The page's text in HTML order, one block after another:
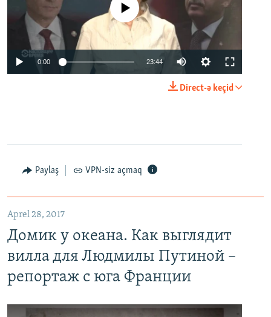
No media source currently available
0:00 23:44
Direct-ə keçid
Paylaş VPN-siz açmaq
Aprel 28, 2017
Домик у океана. Как выглядит
вилла для Людмилы Путиной –
репортаж с юга Франции